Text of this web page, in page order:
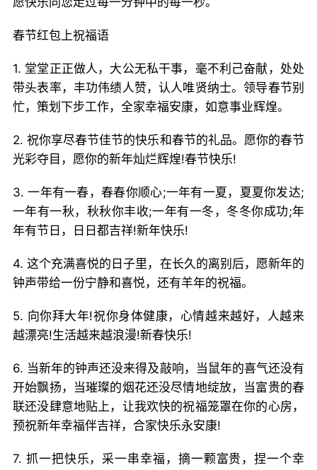
春节红包上祝福语
1. 堂堂正正做人，大公无私干事，毫不利己奋献，处处
带头表率，丰功伟绩人赞，认人唯贤纳士。领导春节别
忙，策划下步工作，全家幸福安康，如意事业辉煌。
2. 祝你享尽春节佳节的快乐和春节的礼品。愿你的春节
光彩夺目，愿你的新年灿烂辉煌!春节快乐!
3. 一年有一春，春春你顺心;一年有一夏，夏夏你发达;
一年有一秋，秋秋你丰收;一年有一冬，冬冬你成功;年
年有节日，日日都吉祥!新年快乐!
4. 这个充满喜悦的日子里，在长久的离别后，愿新年的
钟声带给一份宁静和喜悦，还有羊年的祝福。
5. 向你拜大年!祝你身体健康，心情越来越好，人越来
越漂亮!生活越来越浪漫!新春快乐!
6. 当新年的钟声还没来得及敲响，当鼠年的喜气还没有
开始飘扬，当璀璨的烟花还没尽情地绽放，当富贵的春
联还没肆意地贴上，让我欢快的祝福笼罩在你的心房，
预祝新年幸福伴吉祥，合家快乐永安康!
7. 抓一把快乐，采一串幸福，摘一颗富贵，捏一个幸